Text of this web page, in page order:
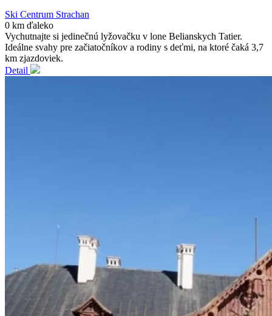
Ski Centrum Strachan
0 km ďaleko
Vychutnajte si jedinečnú lyžovačku v lone Belianskych Tatier.
Ideálne svahy pre začiatočníkov a rodiny s deťmi, na ktoré čaká 3,7
km zjazdoviek.
Detail